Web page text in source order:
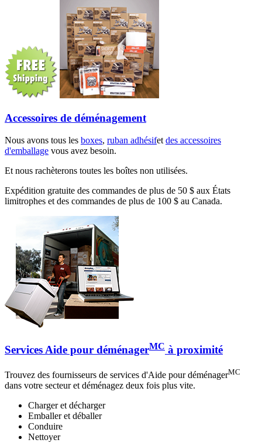
Accessoires de déménagement
Nous avons tous les boxes, ruban adhésifetdes accessoires
d'emballage vous avez besoin.
Et nous rachèterons toutes les boîtes non utilisées.
Expédition gratuite des commandes de plus de 50 $ aux États
limitrophes et des commandes de plus de 100 $ au Canada.
Services Aide pour déménagerMC à proximité
Trouvez des fournisseurs de services d'Aide pour déménagerMC
dans votre secteur et déménagez deux fois plus vite.
Charger et décharger
Emballer et déballer
Conduire
Nettoyer